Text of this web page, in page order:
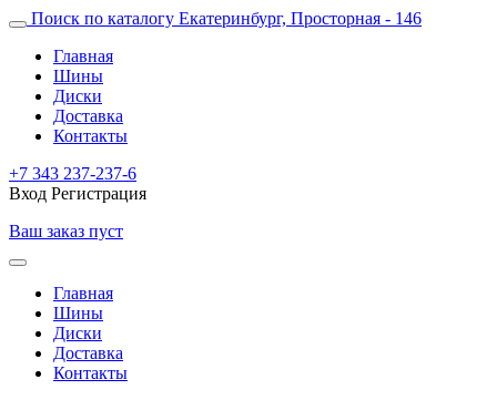
Поиск по каталогу Екатеринбург, Просторная - 146
Главная
Шины
Диски
Доставка
Контакты
+7 343 237-237-6
Вход Регистрация
Ваш заказ пуст
Главная
Шины
Диски
Доставка
Контакты